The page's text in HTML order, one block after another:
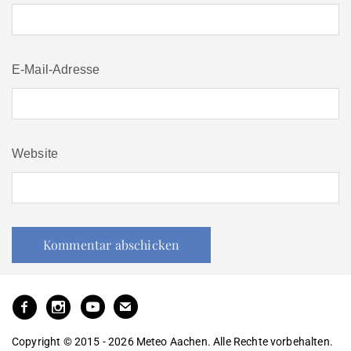
E-Mail-Adresse
Website
Copyright © 2015 - 2026 Meteo Aachen. Alle Rechte vorbehalten.